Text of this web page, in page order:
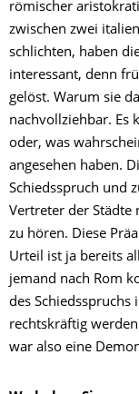
römischer
zwischen zwei
schlichten, haben
interessant, denn
gelöst. Warum sie
nachvollziehbar. Es
oder, was
angesehen haben.
Schiedsspruch und
Vertreter der Städte
zu hören. Diese
Urteil ist ja bereits
jemand nach Rom
des Schiedsspruchs
rechtskräftig
war also eine